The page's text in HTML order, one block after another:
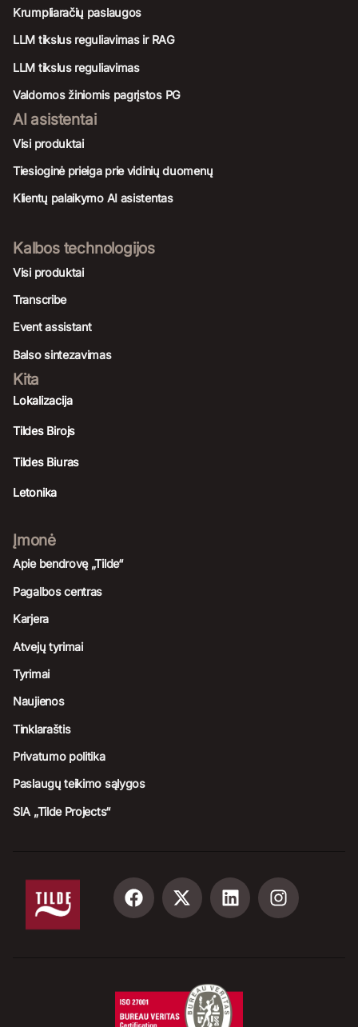
Krumpliaračių paslaugos
LLM tikslus reguliavimas ir RAG
LLM tikslus reguliavimas
Valdomos žiniomis pagrįstos PG
AI asistentai
Visi produktai
Tiesioginė prieiga prie vidinių duomenų
Klientų palaikymo AI asistentas
Kalbos technologijos
Visi produktai
Transcribe
Event assistant
Balso sintezavimas
Kita
Lokalizacija
Tildes Birojs
Tildes Biuras
Letonika
Įmonė
Apie bendrovę „Tilde“
Pagalbos centras
Karjera
Atvejų tyrimai
Tyrimai
Naujienos
Tinklaraštis
Privatumo politika
Paslaugų teikimo sąlygos
SIA „Tilde Projects“